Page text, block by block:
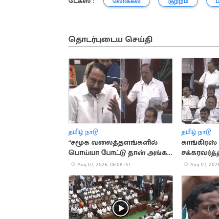
தொடர்புடைய செய்தி
தமிழ் நாடு
“சமூக வலைத்தளங்களில்
பொய்யா போட்டு தான் அங்க
இருக்கீங்க”.. ரகுபதி பேச்சு
Aug 07, 2026, 06:08 IST
தமிழ் நாடு
காங்கிரஸ்
ரகுபதி
Aug 07,